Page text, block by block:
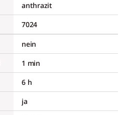
anthrazit
7024
nein
1 min
6 h
ja